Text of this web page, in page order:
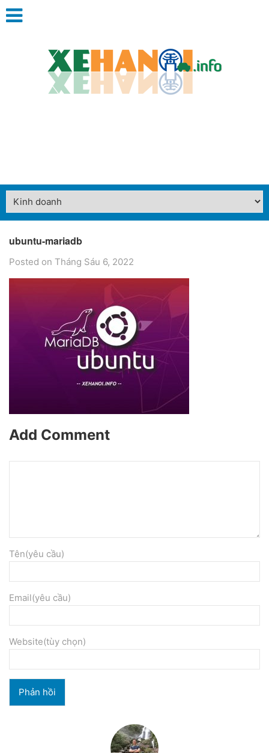
ubuntu-mariadb
Posted on Tháng Sáu 6, 2022
Add Comment
Tên(yêu cầu)
Email(yêu cầu)
Website(tùy chọn)